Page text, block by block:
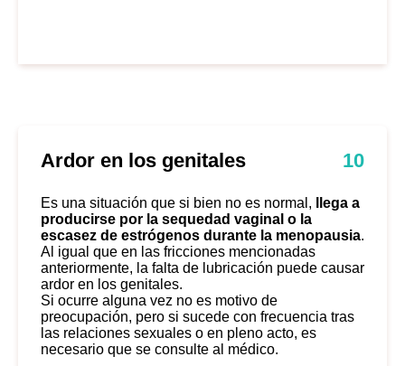
Ardor en los genitales 10
Es una situación que si bien no es normal,
llega a
producirse por la sequedad vaginal o la
escasez de estrógenos durante la menopausia.
Al igual que en las fricciones mencionadas
anteriormente, la falta de lubricación puede causar
ardor en los genitales.
Si ocurre alguna vez no es motivo de
preocupación, pero si sucede con frecuencia tras
las relaciones sexuales o en pleno acto, es
necesario que se consulte al médico.